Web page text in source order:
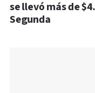
se llevó más de
Segunda